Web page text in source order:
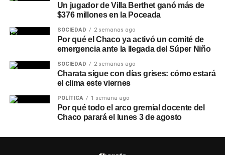
Un jugador de Villa Berthet ganó más de
$376 millones en la Poceada
SOCIEDAD 2 semanas ago
Por qué el Chaco ya activó un comité de
emergencia ante la llegada del Súper Niño
SOCIEDAD 2 semanas ago
Charata sigue con días grises: cómo estará
el clima este viernes
POLÍTICA 1 semana ago
Por qué todo el arco gremial docente del
Chaco parará el lunes 3 de agosto